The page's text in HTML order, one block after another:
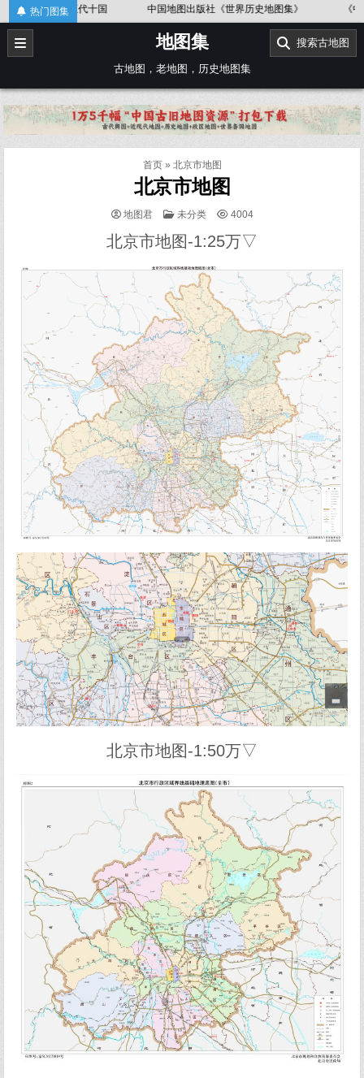
Skip
to
content
热门图集
地图集》 《中国语言地图集》37幅 《第一次世界大战地图集(英
地图集
古地图，老地图，历史地图集
搜索古地图
首页» 北京市地图
北京市地图
地图君
POSTED
未分类 4004
北京市地图-1:25万▽
北京市地图-1:50万▽